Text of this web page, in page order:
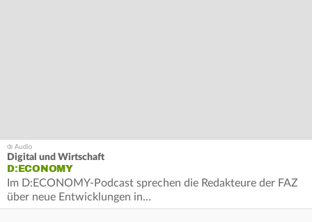
Digital und Wirtschaft
D:ECONOMY
Im D:ECONOMY-Podcast sprechen die Redakteure der FAZ
über neue Entwicklungen in…